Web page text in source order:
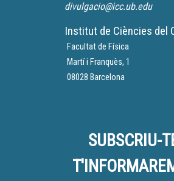
divulgacio@icc.ub.edu
Institut de Ciències del
Facultat de Física
Martí i Franquès, 1
08028 Barcelona
SUBSCRIU-